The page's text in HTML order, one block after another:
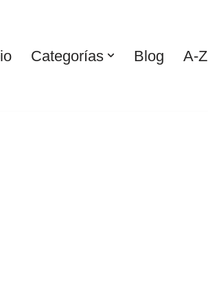
Categorías Blog A-Z